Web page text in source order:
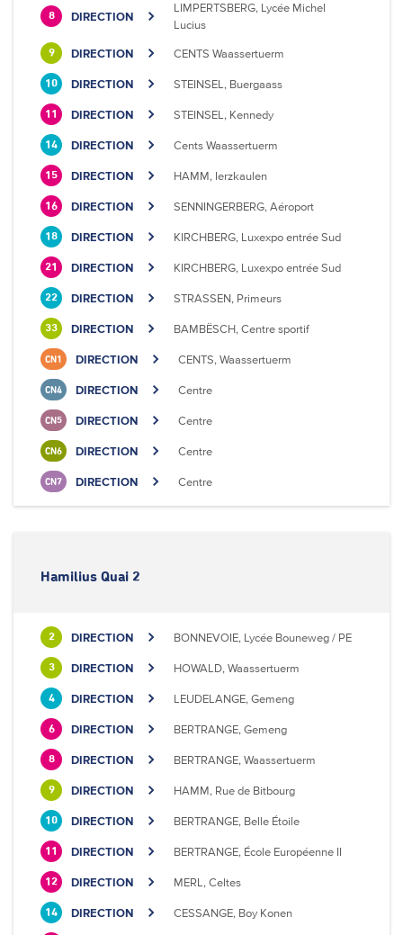
8 DIRECTION
LIMPERTSBERG, Lycée Michel
Lucius
9 DIRECTION CENTS Waassertuerm
10 DIRECTION STEINSEL, Buergaass
11 DIRECTION STEINSEL, Kennedy
14 DIRECTION Cents Waassertuerm
15 DIRECTION HAMM, Ierzkaulen
16 DIRECTION SENNINGERBERG, Aéroport
18 DIRECTION KIRCHBERG, Luxexpo entrée Sud
21 DIRECTION KIRCHBERG, Luxexpo entrée Sud
22 DIRECTION STRASSEN, Primeurs
33 DIRECTION BAMBËSCH, Centre sportif
CN1 DIRECTION CENTS, Waassertuerm
CN4 DIRECTION Centre
CN5 DIRECTION Centre
CN6 DIRECTION Centre
CN7 DIRECTION Centre
Hamilius Quai 2
2 DIRECTION BONNEVOIE, Lycée Bouneweg / PE
3 DIRECTION HOWALD, Waassertuerm
4 DIRECTION LEUDELANGE, Gemeng
6 DIRECTION BERTRANGE, Gemeng
8 DIRECTION BERTRANGE, Waassertuerm
9 DIRECTION HAMM, Rue de Bitbourg
10 DIRECTION BERTRANGE, Belle Étoile
11 DIRECTION BERTRANGE, École Européenne II
12 DIRECTION MERL, Celtes
14 DIRECTION CESSANGE, Boy Konen